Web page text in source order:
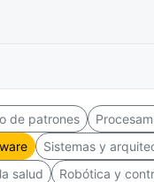
de patrones
Sistemas y
salud Robótica y